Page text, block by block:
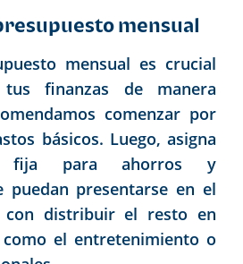
mensual
mensual es crucial
finanzas de manera
comenzar por
básicos. Luego, asigna
fija para ahorros y
puedan presentarse en el
con distribuir el resto en
como el entretenimiento o